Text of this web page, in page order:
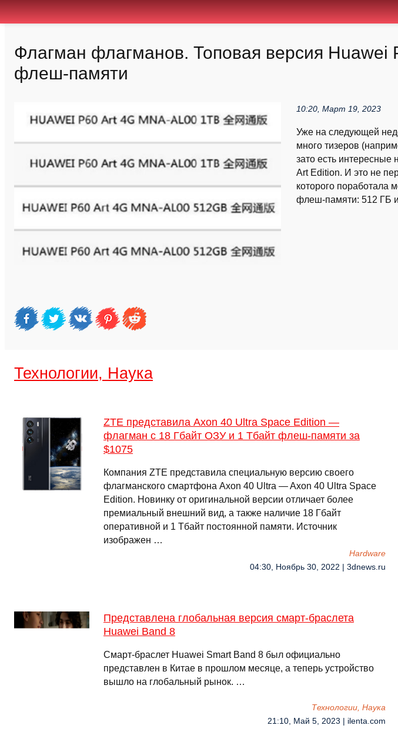
Флагман флагманов. Топовая версия Huawei
флеш-памяти
10:20, Март 19, 2023
Уже на следующей
много тизеров
зато есть интересные
Art Edition. И это не
которого поработала
флеш-памяти: 512 ГБ
Технологии, Наука
ZTE представила Axon 40 Ultra Space Edition —
флагман с 18 Гбайт ОЗУ и 1 Тбайт флеш-памяти за
$1075
Компания ZTE представила специальную версию своего
флагманского смартфона Axon 40 Ultra — Axon 40 Ultra Space
Edition. Новинку от оригинальной версии отличает более
премиальный внешний вид, а также наличие 18 Гбайт
оперативной и 1 Тбайт постоянной памяти. Источник
изображен …
Hardware
04:30, Ноябрь 30, 2022 | 3dnews.ru
Представлена глобальная версия смарт-браслета
Huawei Band 8
Смарт-браслет Huawei Smart Band 8 был официально
представлен в Китае в прошлом месяце, а теперь устройство
вышло на глобальный рынок. …
Технологии, Наука
21:10, Май 5, 2023 | ilenta.com